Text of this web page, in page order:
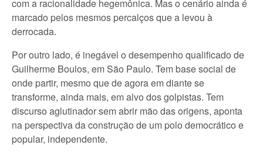
com a racionalidade hegemônica. Mas o cenário ainda é
marcado pelos mesmos percalços que a levou à
derrocada.
Por outro lado, é inegável o desempenho qualificado de
Guilherme Boulos, em São Paulo. Tem base social de
onde partir, mesmo que de agora em diante se
transforme, ainda mais, em alvo dos golpistas. Tem
discurso aglutinador sem abrir mão das origens, aponta
na perspectiva da construção de um polo democrático e
popular, independente.